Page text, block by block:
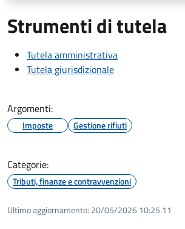
Strumenti di tutela
Tutela amministrativa
Tutela giurisdizionale
Argomenti:
Imposte Gestione rifiuti
Categorie:
Tributi, finanze e contravvenzioni
Ultimo aggiornamento: 20/05/2026 10:25.11